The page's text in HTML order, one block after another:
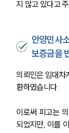
지 않고 있다고
안양민사
보증금을
의뢰인은 임대차
환하였습니다.
이로써 피고는
되었지만, 이를